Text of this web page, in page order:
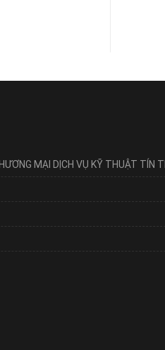
MẠI DỊCH VỤ KỸ THUẬT TÍN